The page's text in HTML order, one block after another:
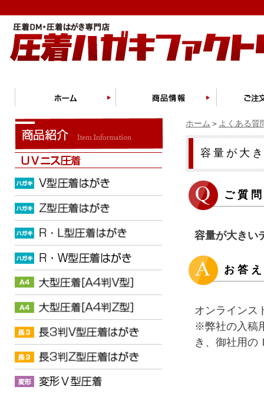
ホーム ＞ よくある質
容量が大
ご質問
容量が大きい
お答え
オンラインス
※弊社の入稿
き、御社用の